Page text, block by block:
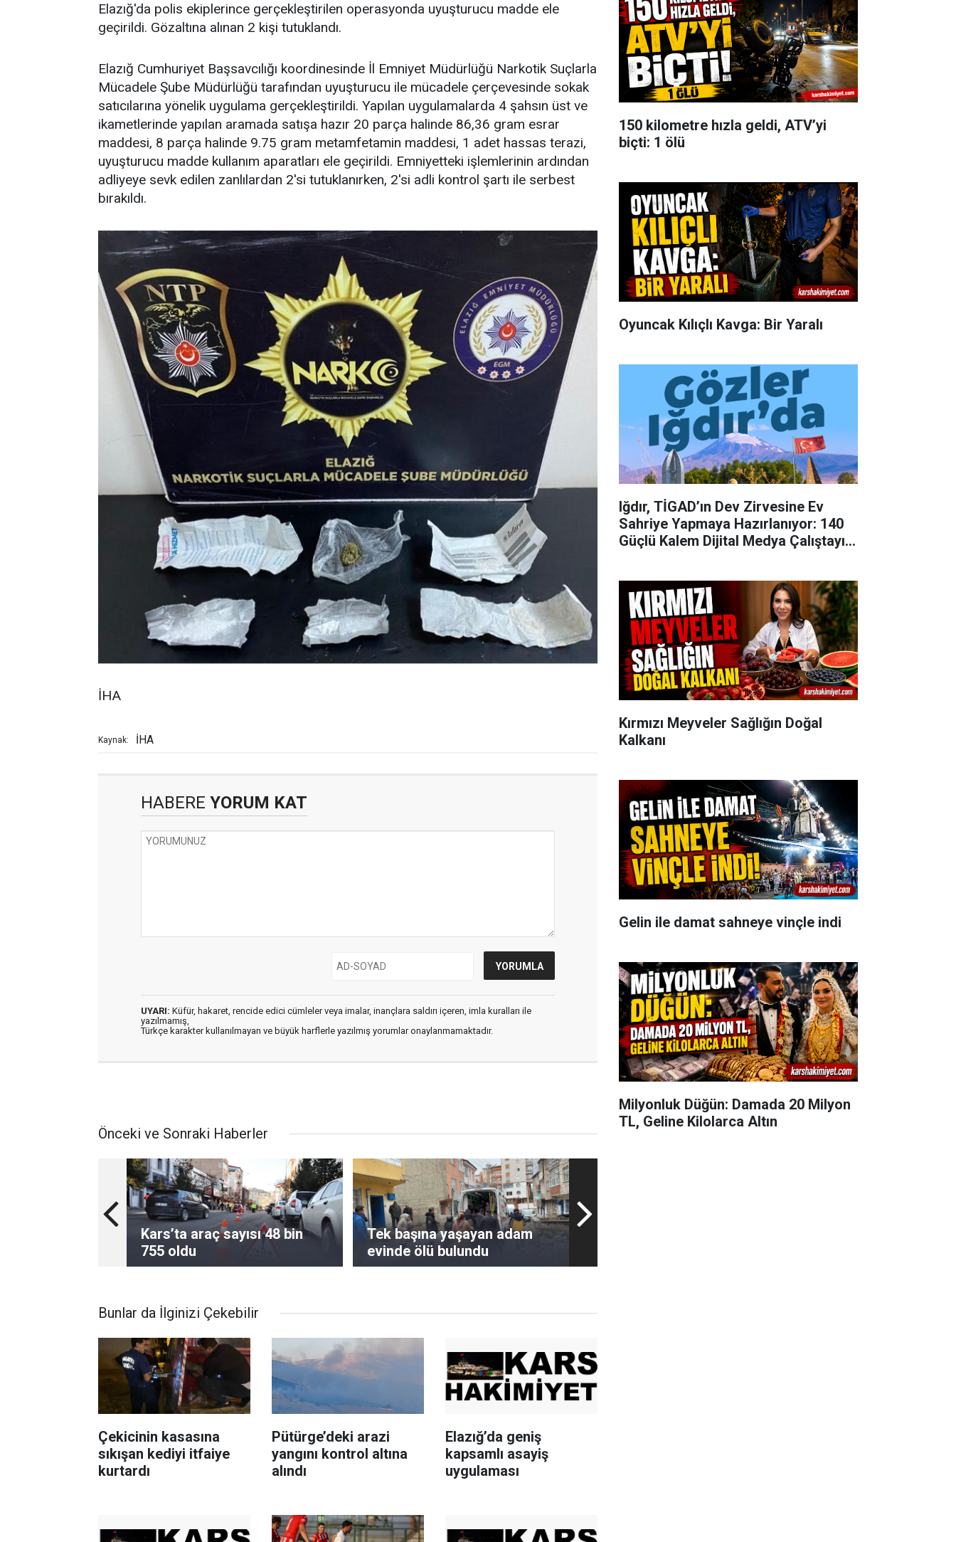
Elazığ'da polis ekiplerince gerçekleştirilen operasyonda uyuşturucu madde ele
geçirildi. Gözaltına alınan 2 kişi tutuklandı.
Elazığ Cumhuriyet Başsavcılığı koordinesinde İl Emniyet Müdürlüğü Narkotik Suçlarla
Mücadele Şube Müdürlüğü tarafından uyuşturucu ile mücadele çerçevesinde sokak
satıcılarına yönelik uygulama gerçekleştirildi. Yapılan uygulamalarda 4 şahsın üst ve
ikametlerinde yapılan aramada satışa hazır 20 parça halinde 86,36 gram esrar
maddesi, 8 parça halinde 9.75 gram metamfetamin maddesi, 1 adet hassas terazi,
uyuşturucu madde kullanım aparatları ele geçirildi. Emniyetteki işlemlerinin ardından
adliyeye sevk edilen zanlılardan 2'si tutuklanırken, 2'si adli kontrol şartı ile serbest
bırakıldı.
İHA
Kaynak: İHA
HABERE YORUM KAT
UYARI: Küfür, hakaret, rencide edici cümleler veya imalar, inançlara saldırı içeren, imla kuralları ile
yazılmamış,
Türkçe karakter kullanılmayan ve büyük harflerle yazılmış yorumlar onaylanmamaktadır.
Önceki ve Sonraki Haberler
Kars’ta araç sayısı 48 bin
755 oldu
Tek başına yaşayan adam
evinde ölü bulundu
Bunlar da İlginizi Çekebilir
Çekicinin kasasına
sıkışan kediyi itfaiye
kurtardı
Pütürge’deki arazi
yangını kontrol altına
alındı
Elazığ’da geniş
kapsamlı asayiş
uygulaması
150 kilometre hızla geldi, ATV’yi
biçti: 1 ölü
Oyuncak Kılıçlı Kavga: Bir Yaralı
Iğdır, TİGAD’ın Dev Zirvesine Ev
Sahriye Yapmaya Hazırlanıyor: 140
Güçlü Kalem Dijital Medya Çalıştayı
Kırmızı Meyveler Sağlığın Doğal
Kalkanı
Gelin ile damat sahneye vinçle indi
Milyonluk Düğün: Damada 20 Milyon
TL, Geline Kilolarca Altın